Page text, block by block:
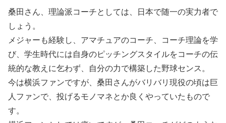
桑田さん、理論派コーチとしては、日本で随一の実力者で
しょう。
メジャーも経験し、アマチュアのコーチ、コーチ理論を学
び、学生時代には自身のピッチングスタイルをコーチの伝
統的な教えに乞わず、自分の力で構築した野球センス。
今は横浜ファンですが、桑田さんがバリバリ現役の頃は巨
人ファンで、投げるモノマネとか良くやっていたもので
す。